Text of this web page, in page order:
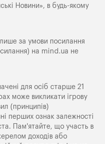
Новини», в будь-якому
за умови посилання
на mind.ua не
для осіб старше 21
може викликати ігрову
(принципів)
перших ознак залежності
Пам'ятайте, що участь в
доходів або